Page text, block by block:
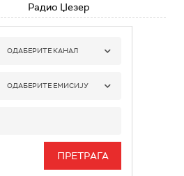
Радио Џезер
ОДАБЕРИТЕ КАНАЛ
РАДИО БЕОГРАД 1
РАДИО БЕОГРАД 3
ОДАБЕРИТЕ ЕМИСИЈУ